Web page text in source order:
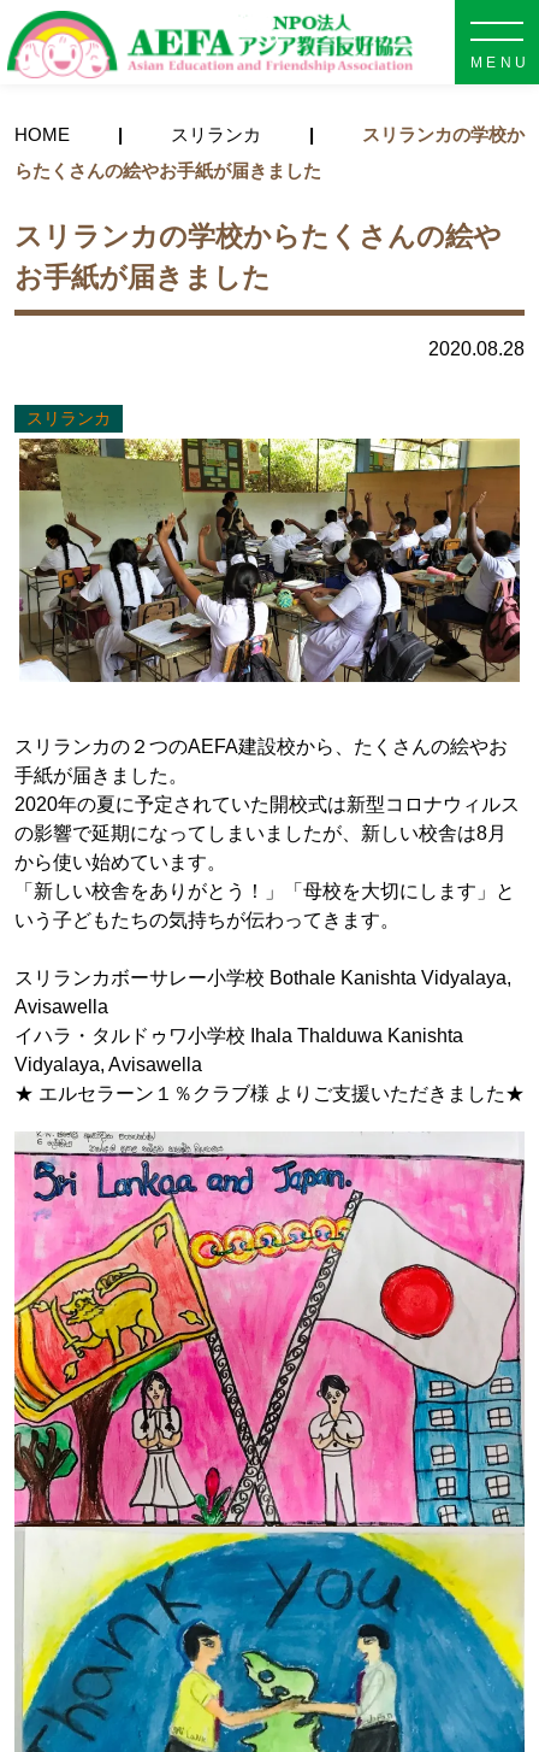
HOME スリランカ
スリランカの学校か
らたくさんの絵やお手紙が届きました
スリランカの学校からたくさんの絵や
お手紙が届きました
2020.08.28
スリランカ
スリランカの２つのAEFA建設校から、たくさんの絵やお
手紙が届きました。
2020年の夏に予定されていた開校式は新型コロナウィルス
の影響で延期になってしまいましたが、新しい校舎は8月
から使い始めています。
「新しい校舎をありがとう！」「母校を大切にします」と
いう子どもたちの気持ちが伝わってきます。
スリランカボーサレー小学校 Bothale Kanishta Vidyalaya,
Avisawella
イハラ・タルドゥワ小学校 Ihala Thalduwa Kanishta
Vidyalaya, Avisawella
★ エルセラーン１％クラブ様 よりご支援いただきました★